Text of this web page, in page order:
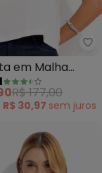
(Off White)
em Malha
R$ 177,00
R$ 30,97 sem juros